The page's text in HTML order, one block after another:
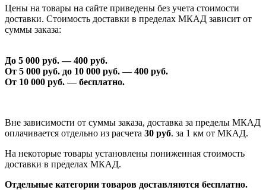
Цены на товары на сайте приведены без учета стоимости
доставки. Стоимость доставки в пределах МКАД зависит от
суммы заказа:
До 5 000 руб. —400 руб.
От 5 000 руб. до 10 000 руб. —400 руб.
От 10 000 руб. — бесплатно.
Вне зависимости от суммы заказа, доставка за пределы МКАД
оплачивается отдельно из расчета 30 руб. за 1 км от МКАД.
На некоторые товары установлены пониженная стоимость
доставки в пределах МКАД.
Отдельные категории товаров доставляются бесплатно.